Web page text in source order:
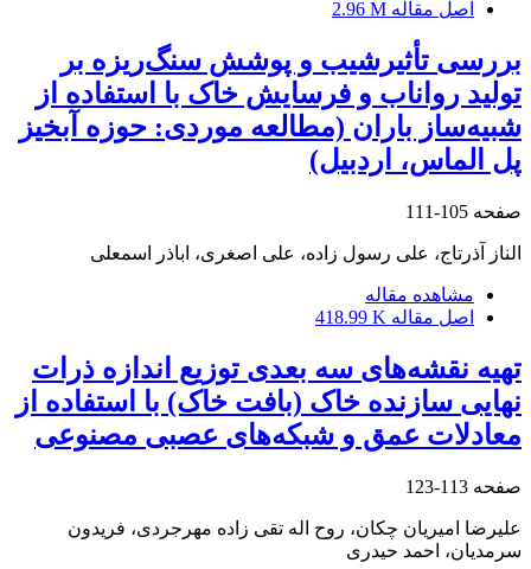
اصل مقاله 2.96 M
بررسی تأثیرشیب و پوشش سنگ‌ریزه بر
تولید رواناب و فرسایش خاک با استفاده از
شبیه‌ساز باران (مطالعه موردی: حوزه آبخیز
پل الماس، اردبیل)
صفحه 105-111
الناز آذرتاج، علی رسول زاده، علی اصغری، اباذر اسمعلی
مشاهده مقاله
اصل مقاله 418.99 K
تهیه نقشه‌های سه بعدی توزیع اندازه ذرات
نهایی سازنده خاک (بافت خاک) با استفاده از
معادلات عمق و شبکه‌های عصبی مصنوعی
صفحه 113-123
علیرضا امیریان چکان، روح اله تقی زاده مهرجردی، فریدون
سرمدیان، احمد حیدری